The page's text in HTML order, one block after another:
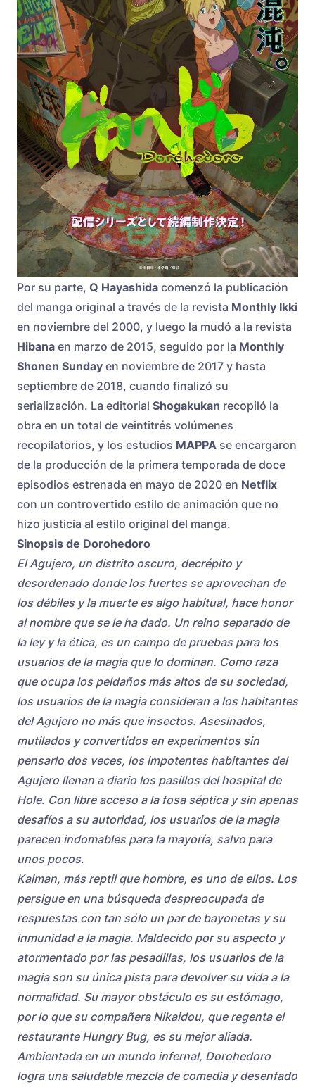
Por su parte, Q Hayashida comenzó la publicación
del manga original a través de la revista Monthly Ikki
en noviembre del 2000, y luego la mudó a la revista
Hibana en marzo de 2015, seguido por la Monthly
Shonen Sunday en noviembre de 2017 y hasta
septiembre de 2018, cuando finalizó su
serialización. La editorial Shogakukan recopiló la
obra en un total de veintitrés volúmenes
recopilatorios, y los estudios MAPPA se encargaron
de la producción de la primera temporada de doce
episodios estrenada en mayo de 2020 en Netflix
con un controvertido estilo de animación que no
hizo justicia al estilo original del manga.
Sinopsis de Dorohedoro
El Agujero, un distrito oscuro, decrépito y
desordenado donde los fuertes se aprovechan de
los débiles y la muerte es algo habitual, hace honor
al nombre que se le ha dado. Un reino separado de
la ley y la ética, es un campo de pruebas para los
usuarios de la magia que lo dominan. Como raza
que ocupa los peldaños más altos de su sociedad,
los usuarios de la magia consideran a los habitantes
del Agujero no más que insectos. Asesinados,
mutilados y convertidos en experimentos sin
pensarlo dos veces, los impotentes habitantes del
Agujero llenan a diario los pasillos del hospital de
Hole. Con libre acceso a la fosa séptica y sin apenas
desafíos a su autoridad, los usuarios de la magia
parecen indomables para la mayoría, salvo para
unos pocos.
Kaiman, más reptil que hombre, es uno de ellos. Los
persigue en una búsqueda despreocupada de
respuestas con tan sólo un par de bayonetas y su
inmunidad a la magia. Maldecido por su aspecto y
atormentado por las pesadillas, los usuarios de la
magia son su única pista para devolver su vida a la
normalidad. Su mayor obstáculo es su estómago,
por lo que su compañera Nikaidou, que regenta el
restaurante Hungry Bug, es su mejor aliada.
Ambientada en un mundo infernal, Dorohedoro
logra una saludable mezcla de comedia y desenfado